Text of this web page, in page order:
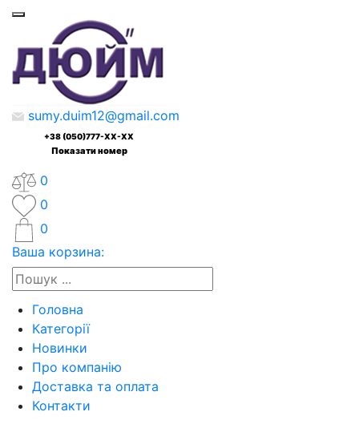
sumy.duim12@gmail.com
+38 (050)777-XX-XX
Показати номер
0
0
0
Ваша корзина:
Головна
Категорії
Новинки
Про компанію
Доставка та оплата
Контакти